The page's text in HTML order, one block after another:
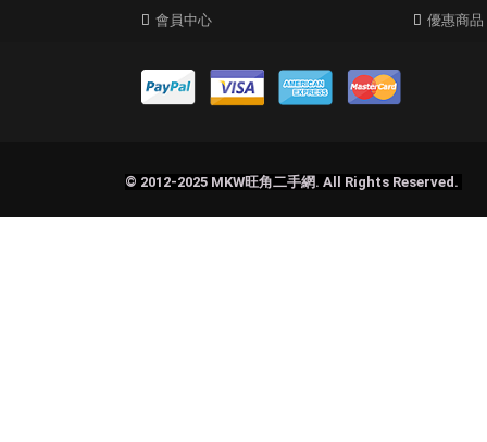
會員中心
優惠商品
© 2012-2025 MKW旺角二手網. All Rights Reserved.